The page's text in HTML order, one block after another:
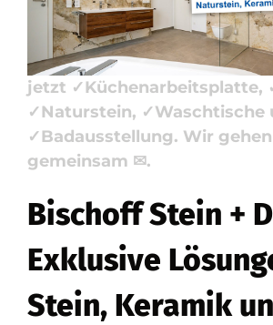
Badfliese, Badausstellung.
+ Design, Ihr Steinmetz &
Natursteinbauer in
jetzt ✓Küchenarbeitsplatte,
✓Naturstein, ✓Waschtische
✓Badausstellung. Wir
gemeinsam ✉.
Bischoff Stein +
Exklusive
Stein, Keramik